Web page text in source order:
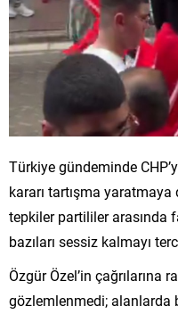
Türkiye gündeminde
kararı tartışma
tepkiler partililer arasında
bazıları sessiz kalmayı
Özgür Özel’in
gözlemlenmedi; alanlarda